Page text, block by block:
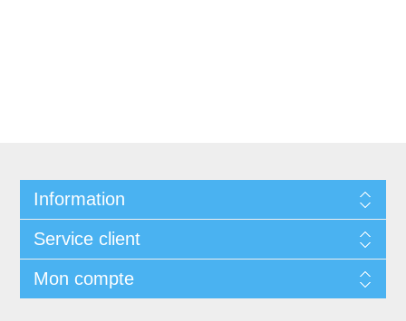
Information
Service client
Mon compte